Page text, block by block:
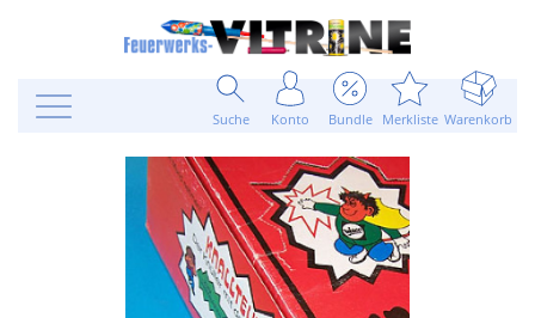
Suche Konto Bundle Merkliste Warenkorb